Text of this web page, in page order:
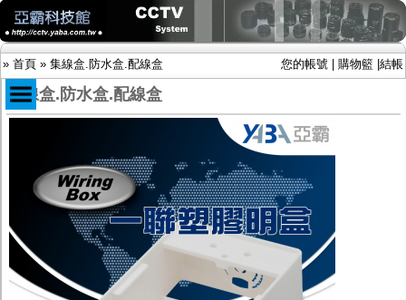
» 首頁 » 集線盒.防水盒.配線盒 您的帳號 購物籃 結帳
限時促銷特惠專案
IP網路攝影機及錄放影機
AHD DVR數位錄放影機
AHD半球型(適用屋內)
AHD中小型紅外線攝影機(適用騎樓、室內外)
AHD防護罩型攝影機(適用屋外，紅外線照射
距離遠）
AHD特殊功能型攝影機
集線盒.防水盒.配線盒